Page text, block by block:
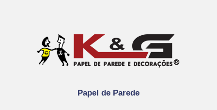
Papel de Parede